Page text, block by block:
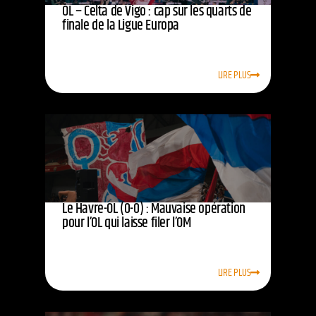
OL – Celta de Vigo : cap sur les quarts de
finale de la Ligue Europa
LIRE PLUS
Le Havre-OL (0-0) : Mauvaise opération
pour l’OL qui laisse filer l’OM
LIRE PLUS